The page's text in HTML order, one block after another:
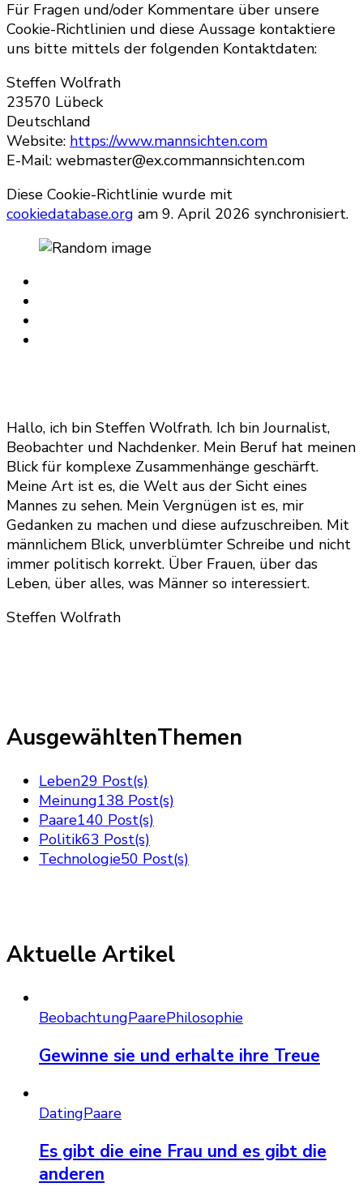
Für Fragen und/oder Kommentare über unsere
Cookie-Richtlinien und diese Aussage kontaktiere
uns bitte mittels der folgenden Kontaktdaten:
Steffen Wolfrath
23570 Lübeck
Deutschland
Website: https://www.mannsichten.com
E-Mail: webmaster@ex.commannsichten.com
Diese Cookie-Richtlinie wurde mit
cookiedatabase.org am 9. April 2026 synchronisiert.
Hallo, ich bin Steffen Wolfrath. Ich bin Journalist,
Beobachter und Nachdenker. Mein Beruf hat meinen
Blick für komplexe Zusammenhänge geschärft.
Meine Art ist es, die Welt aus der Sicht eines
Mannes zu sehen. Mein Vergnügen ist es, mir
Gedanken zu machen und diese aufzuschreiben. Mit
männlichem Blick, unverblümter Schreibe und nicht
immer politisch korrekt. Über Frauen, über das
Leben, über alles, was Männer so interessiert.
Steffen Wolfrath
AusgewähltenThemen
Leben29 Post(s)
Meinung138 Post(s)
Paare140 Post(s)
Politik63 Post(s)
Technologie50 Post(s)
Aktuelle Artikel
BeobachtungPaarePhilosophie
Gewinne sie und erhalte ihre Treue
DatingPaare
Es gibt die eine Frau und es gibt die
anderen